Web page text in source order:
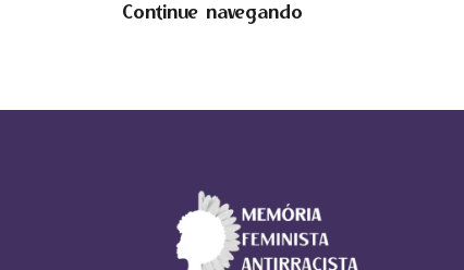
Continue navegando